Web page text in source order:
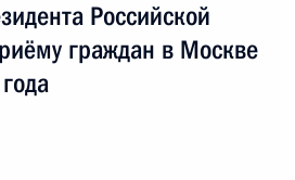
Российской
граждан в Москве